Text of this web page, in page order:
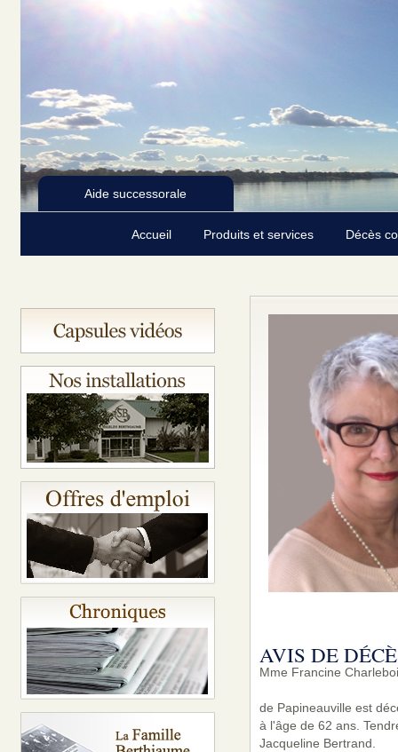
Aide successorale
Accueil Produits et services Décès
AVIS DE
Mme Francine
de Papineauville est
à l'âge de 62 ans.
Jacqueline Bertrand.